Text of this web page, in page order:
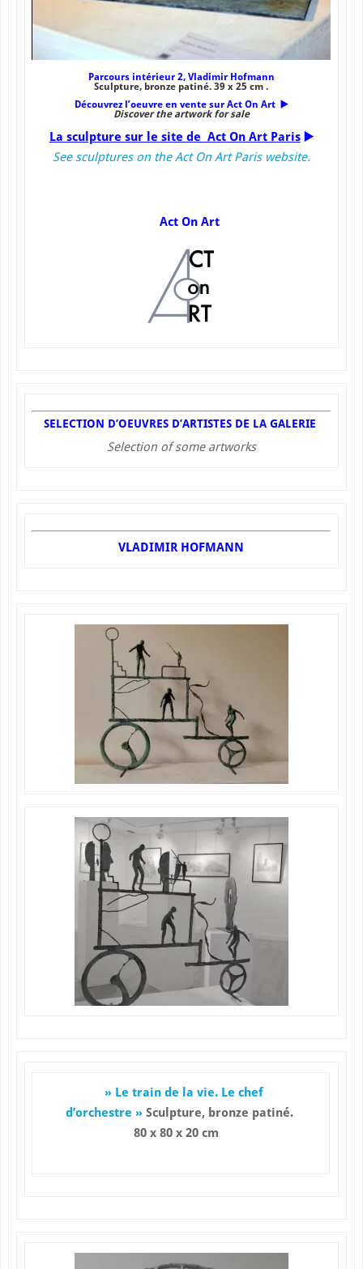
Parcours intérieur 2, Vladimir Hofmann
Sculpture, bronze patiné. 39 x 25 cm .
Découvrez l’oeuvre en vente sur Act On Art ▶️
Discover the artwork for sale
La sculpture sur le site de Act On Art Paris ▶️
See sculptures on the Act On Art Paris website.
Act On Art
SELECTION D’OEUVRES D’ARTISTES DE LA GALERIE
Selection of some artworks
VLADIMIR HOFMANN
» Le train de la vie. Le chef
d’orchestre » Sculpture, bronze patiné.
80 x 80 x 20 cm